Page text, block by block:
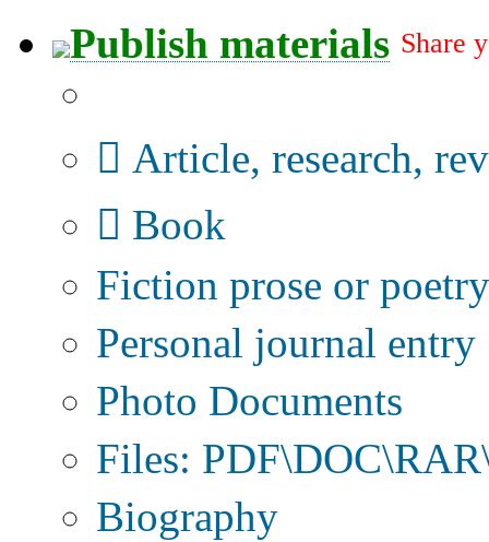
Publish materials Share
Article, research,
Book
Fiction prose or poetry
Personal journal entry
Photo Documents
Files:
Biography